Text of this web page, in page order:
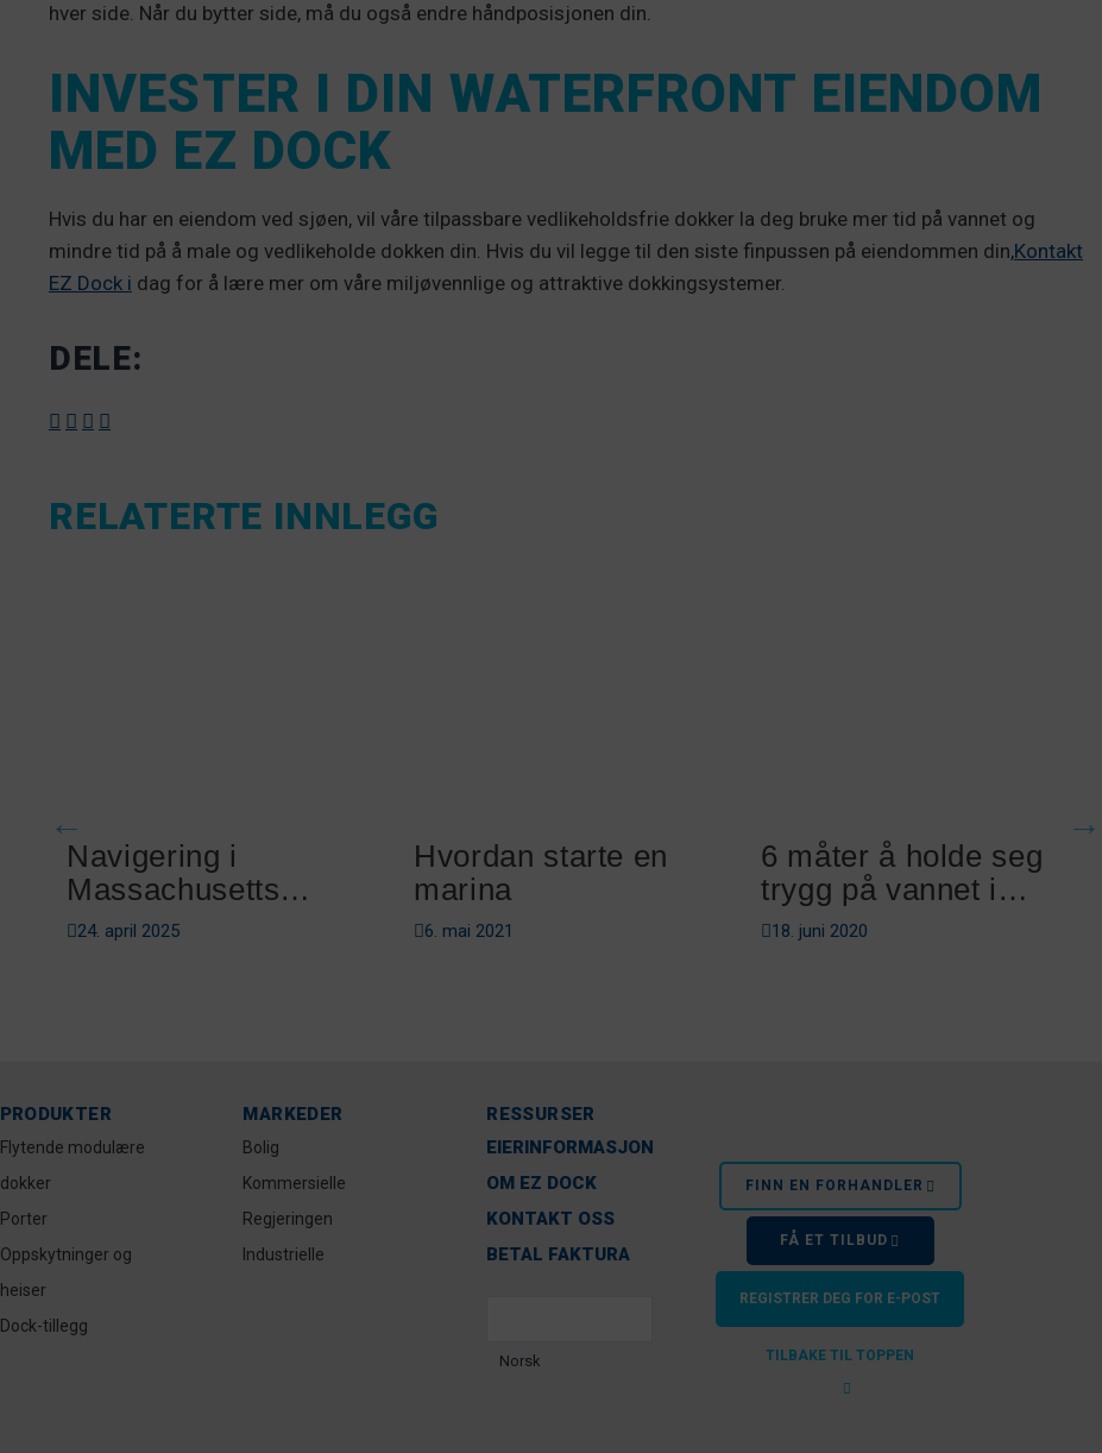
hver side. Når du bytter side, må du også endre håndposisjonen din.
INVESTER I DIN WATERFRONT EIENDOM
MED EZ DOCK
Hvis du har en eiendom ved sjøen, vil våre tilpassbare vedlikeholdsfrie dokker la deg bruke mer tid på vannet og
mindre tid på å male og vedlikeholde dokken din. Hvis du vil legge til den siste finpussen på eiendommen din,Kontakt
EZ Dock i dag for å lære mer om våre miljøvennlige og attraktive dokkingsystemer.
DELE:
RELATERTE INNLEGG
Navigering i
Massachusetts
båtforskrifter
24. april 2025
Hvordan starte en
marina
6. mai 2021
6 måter å holde seg
trygg på vannet i
sommer
18. juni 2020
PRODUKTER
Flytende modulære
dokker
Porter
Oppskytninger og
heiser
Dock-tillegg
MARKEDER
Bolig
Kommersielle
Regjeringen
Industrielle
RESSURSER
EIERINFORMASJON
OM EZ DOCK
KONTAKT OSS
BETAL FAKTURA
Norsk
FINN EN FORHANDLER
FÅ ET TILBUD
REGISTRER DEG FOR E-POST
TILBAKE TIL TOPPEN